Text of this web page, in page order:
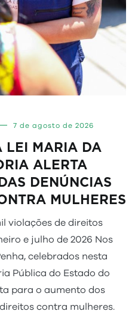
7 de agosto de 2026
LEI MARIA DA
ALERTA
DENÚNCIAS
MULHERES
violações de direitos
e julho de 2026 Nos
celebrados nesta
Pública do Estado do
para o aumento dos
contra mulheres.